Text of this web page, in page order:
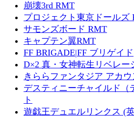
崩壊3rd RMT
プロジェクト東京ドールズ
サモンズボード RMT
キャプテン翼RMT
FF BRIGADE|FF ブリゲイド
D×2 真・女神転生リベレー
きららファンタジア アカウ
デスティニーチャイルド（
ト
遊戯王デュエルリンクス (